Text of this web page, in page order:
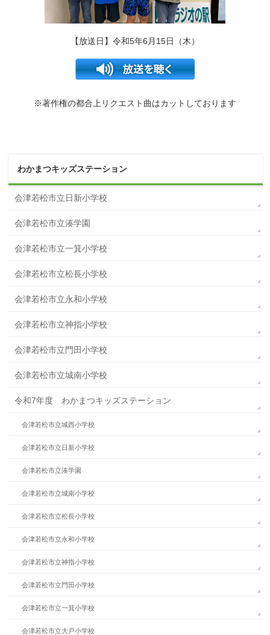
【放送日】令和5年6月15日（木）
※著作権の都合上リクエスト曲はカットしております
わかまつキッズステーション
会津若松市立日新小学校
会津若松市立湊学園
会津若松市立一箕小学校
会津若松市立松長小学校
会津若松市立永和小学校
会津若松市立神指小学校
会津若松市立門田小学校
会津若松市立城南小学校
令和7年度 わかまつキッズステーション
会津若松市立城西小学校
会津若松市立日新小学校
会津若松市立湊学園
会津若松市立城南小学校
会津若松市立松長小学校
会津若松市立永和小学校
会津若松市立神指小学校
会津若松市立門田小学校
会津若松市立一箕小学校
会津若松市立大戸小学校